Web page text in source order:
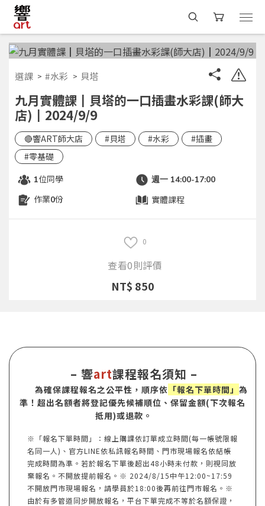
選課 #水彩 貝塔
九月實體課┃貝塔的一口插畫水彩課(師大
店)┃2024/9/9
🔴響ART師大店 #貝塔 #水彩
#插畫
#零基礎
1位同學 週一 14:00-17:00
作業0份 實體課程
0
查看0則評價
NT$ 850
– 響art課程報名須知 –
為確保課程報名之公平性，順序依 「報名下單時間」 為
準！超出名額者將登記優先候補順位、保留金額(下次報名
抵用)或退款。
※「報名下單時間」：線上購課依訂單成立時間(每一帳號限報
名同一人)、官方LINE依私訊報名時間、門市現場報名依結帳
完成時間為準。若於報名下單後超出48小時未付款，則視同放
棄報名。不開放提前報名。※ 2024/8/15中午12:00~17:59
不開放門市現場報名，請學員於18:00後再前往門市報名。※
由於有多管道同步開放報名，平台下單完成不等於名額保證，